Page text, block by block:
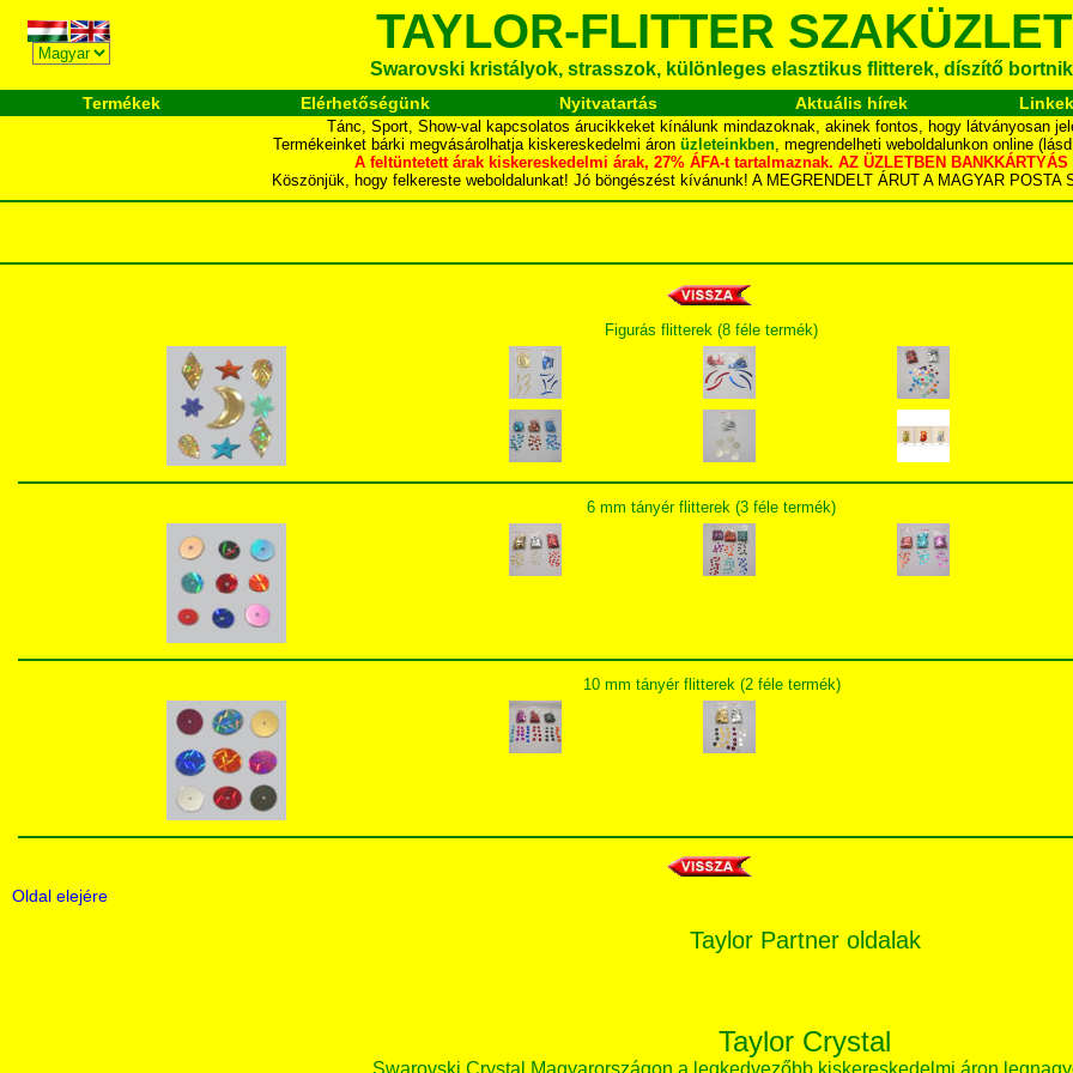
TAYLOR-FLITTER SZAKÜZLET
Swarovski kristályok, strasszok, különleges elasztikus flitterek, díszítő
Termékek Elérhetőségünk Nyitvatartás Aktuális hírek Linkek
Tánc, Sport, Show-val kapcsolatos árucikkeket kínálunk mindazoknak, akinek fontos, hogy látványosan
Termékeinket bárki megvásárolhatja kiskereskedelmi áron üzleteinkben, megrendelheti weboldalunkon online
A feltüntetett árak kiskereskedelmi árak, 27% ÁFA-t tartalmaznak. AZ ÜZLETBEN BANKKÁRTYÁS
Köszönjük, hogy felkereste weboldalunkat! Jó böngészést kívánunk! A MEGRENDELT ÁRUT A MAGYAR POSTA
Figurás flitterek (8 féle termék)
6 mm tányér flitterek (3 féle termék)
10 mm tányér flitterek (2 féle termék)
Oldal elejére
Taylor Partner oldalak
Taylor Crystal
Swarovski Crystal Magyarországon a legkedvezőbb kiskereskedelmi áron